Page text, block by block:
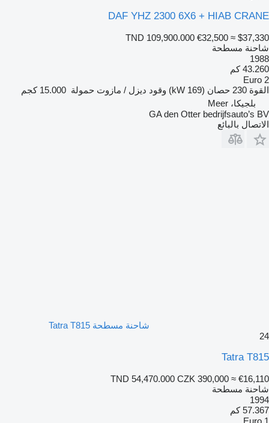
DAF YHZ 2300 6X6 + HIAB CRANE
TND 109,900.000 €32,500 ≈ $37,330
شاحنة مسطحة
1988
43.260 كم
Euro 2
القوة 230 حصان (169 kW) وقود ديزل / مازوت حمولة 15.000 كجم
بلجيكا، Meer
GA den Otter bedrijfsauto’s BV
الاتصال بالبائع
شاحنة مسطحة Tatra T815
24
Tatra T815
TND 54,470.000 CZK 390,000 ≈ €16,110
شاحنة مسطحة
1994
57.367 كم
Euro 1